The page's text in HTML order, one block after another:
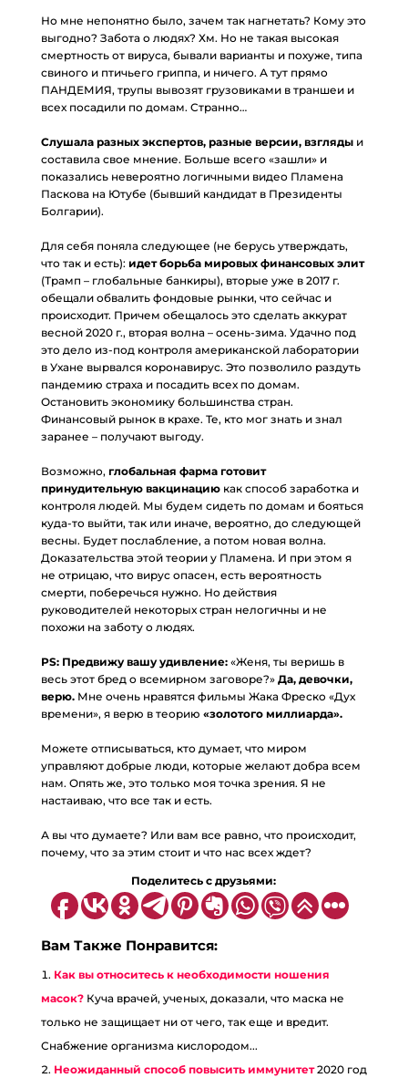
Но мне непонятно было, зачем так нагнетать? Кому это
выгодно? Забота о людях? Хм. Но не такая высокая
смертность от вируса, бывали варианты и похуже, типа
свиного и птичьего гриппа, и ничего. А тут прямо
ПАНДЕМИЯ, трупы вывозят грузовиками в траншеи и
всех посадили по домам. Странно…
Слушала разных экспертов, разные версии, взглядыи
составила свое мнение. Больше всего «зашли» и
показались невероятно логичными видео Пламена
Паскова на Ютубе (бывший кандидат в Президенты
Болгарии).
Для себя поняла следующее (не берусь утверждать,
что так и есть): идет борьба мировых финансовых элит
(Трамп – глобальные банкиры), вторые уже в 2017 г.
обещали обвалить фондовые рынки, что сейчас и
происходит. Причем обещалось это сделать аккурат
весной 2020 г., вторая волна – осень-зима. Удачно под
это дело из-под контроля американской лаборатории
в Ухане вырвался коронавирус. Это позволило раздуть
пандемию страха и посадить всех по домам.
Остановить экономику большинства стран.
Финансовый рынок в крахе. Те, кто мог знать и знал
заранее – получают выгоду.
Возможно,глобальная фарма готовит
принудительную вакцинациюкак способ заработка и
контроля людей. Мы будем сидеть по домам и бояться
куда-то выйти, так или иначе, вероятно, до следующей
весны. Будет послабление, а потом новая волна.
Доказательства этой теории у Пламена. И при этом я
не отрицаю, что вирус опасен, есть вероятность
смерти, поберечься нужно. Но действия
руководителей некоторых стран нелогичны и не
похожи на заботу о людях.
PS: Предвижу вашу удивление:«Женя, ты веришь в
весь этот бред о всемирном заговоре?»Да, девочки,
верю.Мне очень нравятся фильмы Жака Фреско «Дух
времени», я верю в теорию «золотого миллиарда».
Можете отписываться, кто думает, что миром
управляют добрые люди, которые желают добра всем
нам. Опять же, это только моя точка зрения. Я не
настаиваю, что все так и есть.
А вы что думаете? Или вам все равно, что происходит,
почему, что за этим стоит и что нас всех ждет?
Поделитесь с друзьями:
Вам Также Понравится:
Как вы относитесь к необходимости ношения
масок? Куча врачей, ученых, доказали, что маска не
только не защищает ни от чего, так еще и вредит.
Снабжение организма кислородом...
Неожиданный способ повысить иммунитет 2020 год